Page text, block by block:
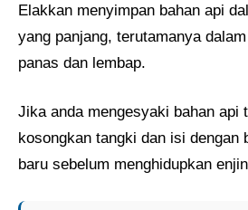
Elakkan menyimpan bahan api
yang panjang, terutamanya
panas dan lembap.
Jika anda mengesyaki bahan api
kosongkan tangki dan isi dengan
baru sebelum menghidupkan